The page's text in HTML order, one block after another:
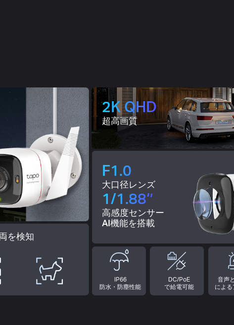
を検知
2K QHD
超高画質
F1.0
大口径レンズ
1/1.88‘’
高感度センサー
AI機能を搭載
IP66
防水・防塵性能
DC/PoE
で給電可能
音声
による